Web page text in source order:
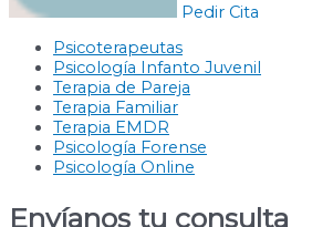
Pedir Cita
Psicoterapeutas
Psicología Infanto Juvenil
Terapia de Pareja
Terapia Familiar
Terapia EMDR
Psicología Forense
Psicología Online
Envíanos tu consulta